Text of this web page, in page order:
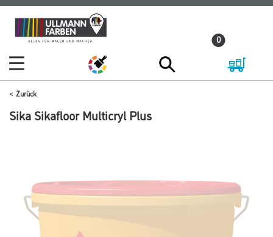
Zum
Inhalt
Zum
Navigationsmenü
0
Zurück
Sika Sikafloor Multicryl Plus